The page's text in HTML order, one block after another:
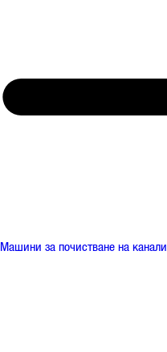
Машини за почистване на канали